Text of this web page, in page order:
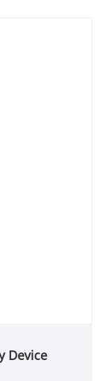
Device